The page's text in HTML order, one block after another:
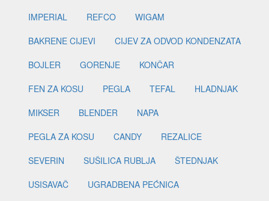
IMPERIAL
REFCO
WIGAM
BAKRENE CIJEVI
CIJEV ZA ODVOD KONDENZATA
BOJLER
GORENJE
KONČAR
FEN ZA KOSU
PEGLA TEFAL
HLADNJAK
MIKSER
BLENDER
NAPA
PEGLA ZA KOSU
CANDY
REZALICE
SEVERIN
SUŠILICA RUBLJA
ŠTEDNJAK
USISAVAČ
UGRADBENA PEĆNICA